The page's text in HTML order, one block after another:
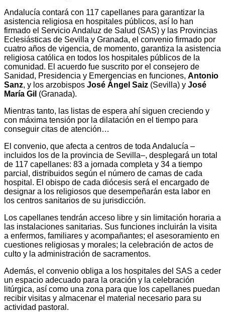
Andalucía contará con 117 capellanes para garantizar la
asistencia religiosa en hospitales públicos, así lo han
firmado el Servicio Andaluz de Salud (SAS) y las Provincias
Eclesiásticas de Sevilla y Granada, el convenio firmado por
cuatro años de vigencia, de momento, garantiza la asistencia
religiosa católica en todos los hospitales públicos de la
comunidad. El acuerdo fue suscrito por el consejero de
Sanidad, Presidencia y Emergencias en funciones, Antonio
Sanz, y los arzobispos José Ángel Saiz (Sevilla) y José
María Gil (Granada).
Mientras tanto, las listas de espera ahí siguen creciendo y
con máxima tensión por la dilatación en el tiempo para
conseguir citas de atención…
El convenio, que afecta a centros de toda Andalucía –
incluidos los de la provincia de Sevilla–, desplegará un total
de 117 capellanes: 83 a jornada completa y 34 a tiempo
parcial, distribuidos según el número de camas de cada
hospital. El obispo de cada diócesis será el encargado de
designar a los religiosos que desempeñarán esta labor en
los centros sanitarios de su jurisdicción.
Los capellanes tendrán acceso libre y sin limitación horaria a
las instalaciones sanitarias. Sus funciones incluirán la visita
a enfermos, familiares y acompañantes; el asesoramiento en
cuestiones religiosas y morales; la celebración de actos de
culto y la administración de sacramentos.
Además, el convenio obliga a los hospitales del SAS a ceder
un espacio adecuado para la oración y la celebración
litúrgica, así como una zona para que los capellanes puedan
recibir visitas y almacenar el material necesario para su
actividad pastoral.